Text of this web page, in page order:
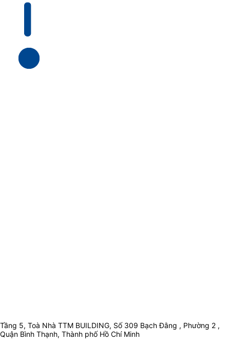
Tầng 5, Toà Nhà TTM BUILDING, Số 309 Bạch Đằng , Phường 2 ,
Quận Bình Thạnh, Thành phố Hồ Chí Minh